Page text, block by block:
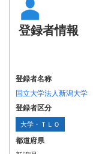
登録者情報
登録者名称
国立大学法人新潟大学
登録者区分
大学・ＴＬＯ
都道府県